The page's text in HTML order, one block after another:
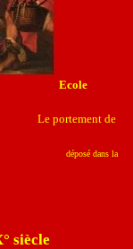
Ecole
Le portement de
1713 déposé dans la
siècle